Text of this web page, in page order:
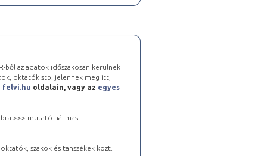
ből az adatok időszakosan kerülnek
oktatók stb. jelennek meg itt,
felvi.hu oldalain, vagy az egyes
>>> mutató hármas
szakok és tanszékek közt.